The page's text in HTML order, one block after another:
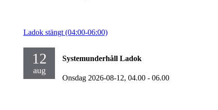
Ladok stängt (04:00-06:00)
12
aug
Systemunderhåll Ladok
Onsdag 2026-08-12, 04.00 - 06.00